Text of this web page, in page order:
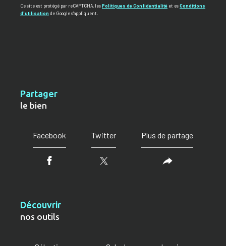
Ce site est protégé par reCAPTCHA, lesPolitiques de Confidentialité et esConditions
d'utilisation de Google s'appliquent.
partager
le bien
Facebook Twitter Plus de partage
découvrir
nos outils